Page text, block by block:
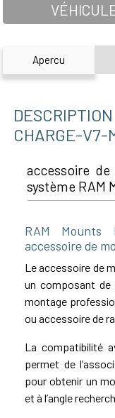
Apercu
CHARGE-V7-
accessoire
système RAM
RAM Mounts
accessoire de
Le accessoire de
un composant
montage
ou accessoire de
La compatibilité
permet de
pour obtenir un
et à l’angle